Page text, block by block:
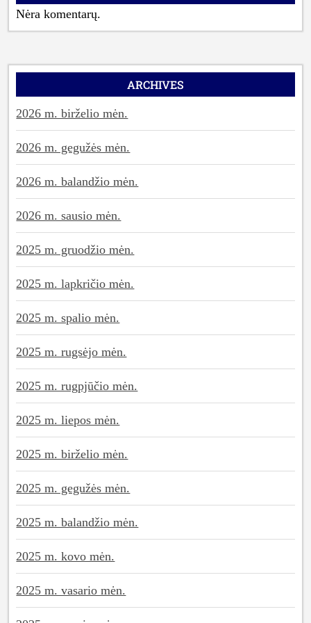
Nėra komentarų.
ARCHIVES
2026 m. birželio mėn.
2026 m. gegužės mėn.
2026 m. balandžio mėn.
2026 m. sausio mėn.
2025 m. gruodžio mėn.
2025 m. lapkričio mėn.
2025 m. spalio mėn.
2025 m. rugsėjo mėn.
2025 m. rugpjūčio mėn.
2025 m. liepos mėn.
2025 m. birželio mėn.
2025 m. gegužės mėn.
2025 m. balandžio mėn.
2025 m. kovo mėn.
2025 m. vasario mėn.